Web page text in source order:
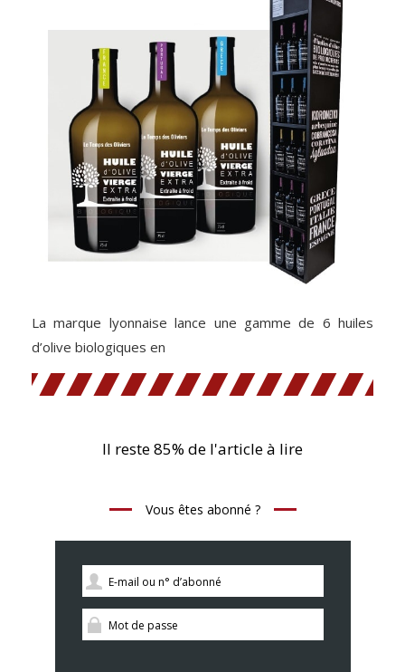
La marque lyonnaise lance une gamme de 6 huiles
d’olive biologiques en
Il reste 85% de l'article à lire
Vous êtes abonné ?